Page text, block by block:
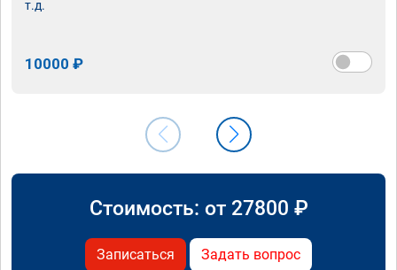
т.д.
10000 ₽
Стоимость: от 27800 ₽
Записаться Задать вопрос